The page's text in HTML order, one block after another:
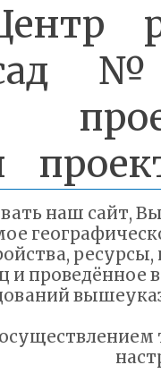
цель
наш сайт,
проведённое